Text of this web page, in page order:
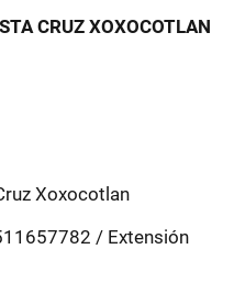
CRUZ XOXOCOTLAN
Xoxocotlan
/ Extensión